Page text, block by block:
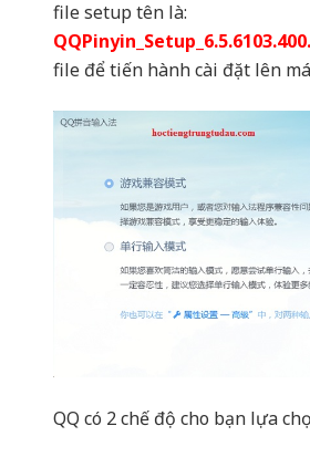
file setup tên là:
file để tiến hành cài đặt lên
QQ có 2 chế độ cho bạn lựa